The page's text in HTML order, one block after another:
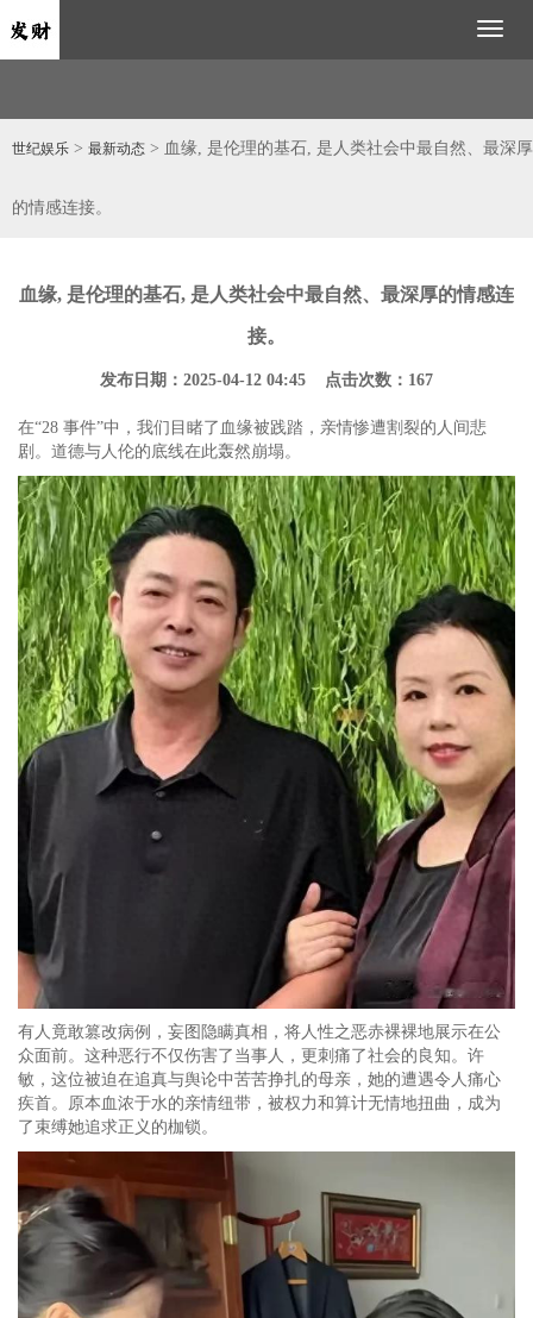
世纪娱乐 > 最新动态 > 血缘, 是伦理的基石, 是人类社会中最自然、最深厚
的情感连接。
血缘, 是伦理的基石, 是人类社会中最自然、最深厚的情感连
接。
发布日期：2025-04-12 04:45 点击次数：167
在“28 事件”中，我们目睹了血缘被践踏，亲情惨遭割裂的人间悲
剧。道德与人伦的底线在此轰然崩塌。
有人竟敢篡改病例，妄图隐瞒真相，将人性之恶赤裸裸地展示在公
众面前。这种恶行不仅伤害了当事人，更刺痛了社会的良知。许
敏，这位被迫在追真与舆论中苦苦挣扎的母亲，她的遭遇令人痛心
疾首。原本血浓于水的亲情纽带，被权力和算计无情地扭曲，成为
了束缚她追求正义的枷锁。